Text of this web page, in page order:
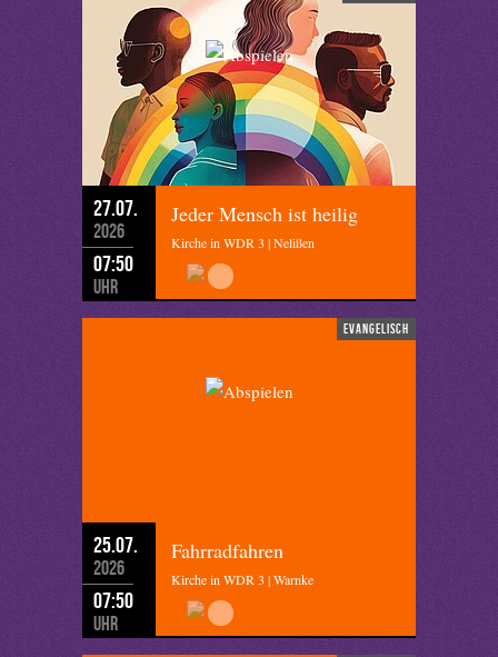
27.07.
2026
07:50
Uhr
Jeder Mensch ist heilig
Kirche in WDR 3 | Nelißen
evangelisch
25.07.
2026
07:50
Uhr
Fahrradfahren
Kirche in WDR 3 | Warnke